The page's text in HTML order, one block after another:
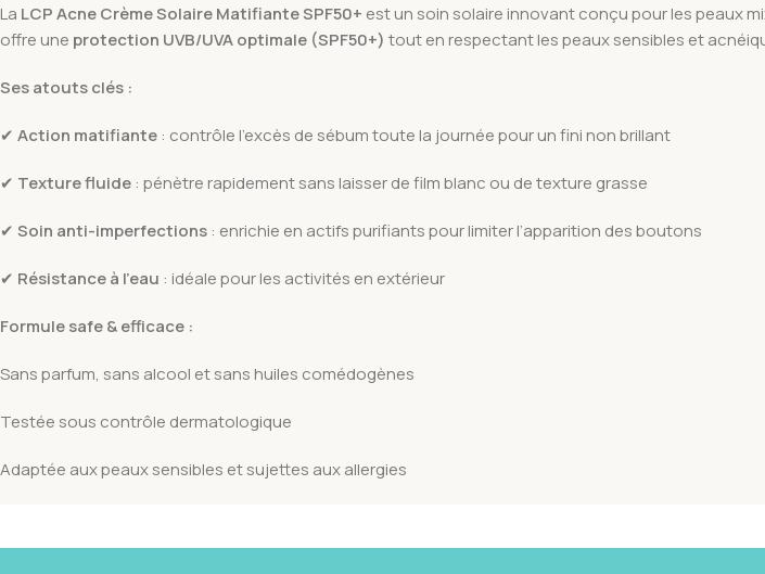
La LCP Acne Crème Solaire Matifiante SPF50+ est un soin solaire innovant conçu pour les peaux
offre une protection UVB/UVA optimale (SPF50+) tout en respectant les peaux sensibles et
Ses atouts clés :
✔ Action matifiante : contrôle l’excès de sébum toute la journée pour un fini non brillant
✔ Texture fluide : pénètre rapidement sans laisser de film blanc ou de texture grasse
✔ Soin anti-imperfections : enrichie en actifs purifiants pour limiter l’apparition des boutons
✔ Résistance à l’eau : idéale pour les activités en extérieur
Formule safe & efficace :
Sans parfum, sans alcool et sans huiles comédogènes
Testée sous contrôle dermatologique
Adaptée aux peaux sensibles et sujettes aux allergies